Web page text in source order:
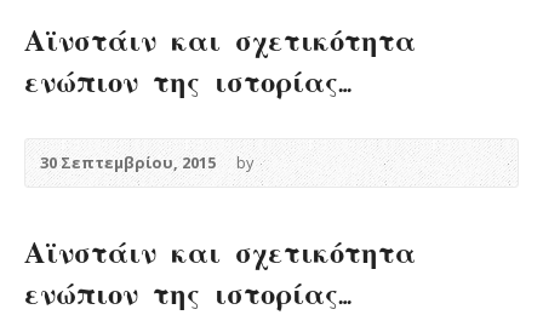
Αϊνστάιν και σχετικότητα
ενώπιον της ιστορίας…
30 Σεπτεμβρίου, 2015 by
Αϊνστάιν και σχετικότητα
ενώπιον της ιστορίας…